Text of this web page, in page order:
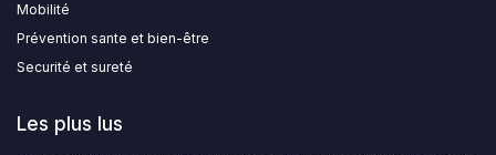
Mobilité
Prévention sante et bien-être
Securité et sureté
Les plus lus